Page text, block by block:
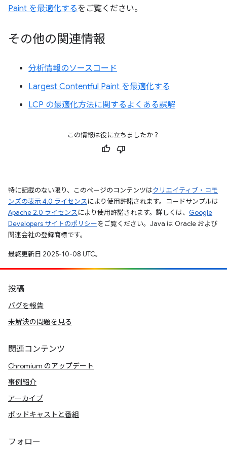
Paint を最適化するをご覧ください。
その他の関連情報
分析情報のソースコード
Largest Contentful Paint を最適化する
LCP の最適化方法に関するよくある誤解
この情報は役に立ちましたか？
特に記載のない限り、このページのコンテンツはクリエイティブ・コモ
ンズの表示 4.0 ライセンスにより使用許諾されます。コードサンプルは
Apache 2.0 ライセンスにより使用許諾されます。詳しくは、 Google
Developers サイトのポリシーをご覧ください。Java は Oracle および
関連会社の登録商標です。
最終更新日 2025-10-08 UTC。
投稿
バグを報告
未解決の問題を見る
関連コンテンツ
Chromium のアップデート
事例紹介
アーカイブ
ポッドキャストと番組
フォロー